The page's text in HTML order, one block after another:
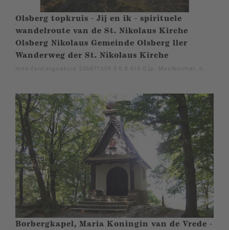
Olsberg topkruis - Jij en ik - spirituele
wandelroute van de St. Nikolaus Kirche
Olsberg Nikolaus Gemeinde Olsberg ller
Wanderweg der St. Nikolaus Kirche
mso-font-signature:536871559 3 0 0 415 0;}p. MsoNormal, li.
Borbergkapel, Maria Koningin van de Vrede -